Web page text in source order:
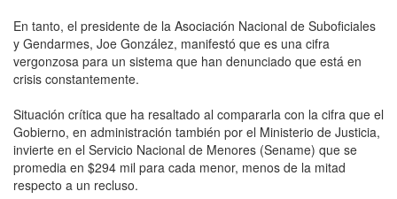
En tanto, el presidente de la Asociación Nacional de Suboficiales
y Gendarmes, Joe González, manifestó que es una cifra
vergonzosa para un sistema que han denunciado que está en
crisis constantemente.
Situación crítica que ha resaltado al compararla con la cifra que el
Gobierno, en administración también por el Ministerio de Justicia,
invierte en el Servicio Nacional de Menores (Sename) que se
promedia en $294 mil para cada menor, menos de la mitad
respecto a un recluso.